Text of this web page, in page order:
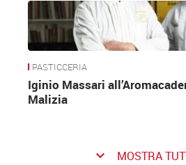
PASTICCERIA
Iginio Massari
Malizia
keyboard_arrow_down MOSTRA